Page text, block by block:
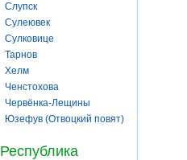
Слупск
Сулеювек
Сулковице
Тарнов
Хелм
Ченстохова
Червёнка-Лещины
Юзефув (Отвоцкий повят)
Республика